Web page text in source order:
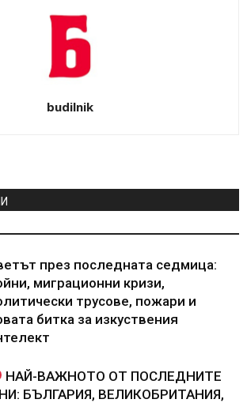
budilnik
през последната седмица:
миграционни кризи,
трусове, пожари и
битка за изкуствения
НАЙ-ВАЖНОТО ОТ ПОСЛЕДНИТЕ
БЪЛГАРИЯ, ВЕЛИКОБРИТАНИЯ,